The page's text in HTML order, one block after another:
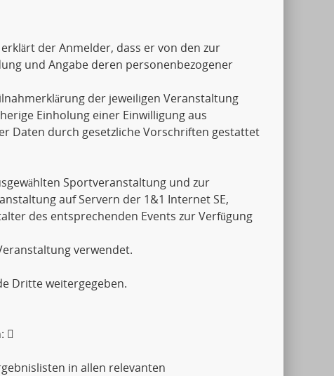
der Anmelder, dass er von den zur
und Angabe deren personenbezogener
der jeweiligen Veranstaltung
Einholung einer Einwilligung aus
Daten durch gesetzliche Vorschriften gestattet
Sportveranstaltung und zur
auf Servern der 1&1 Internet SE,
des entsprechenden Events zur Verfügung
verwendet.
Dritte weitergegeben.

in allen relevanten